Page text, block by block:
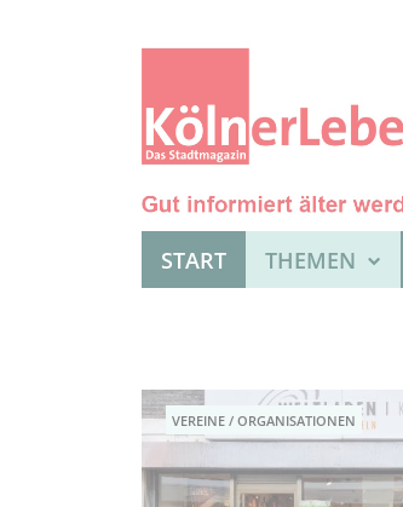
START THEMEN
VEREINE / ORGANISATIONEN